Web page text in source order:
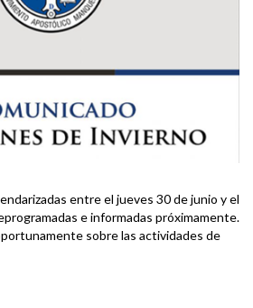
entre el jueves 30 de junio y el
e informadas próximamente.
sobre las actividades de